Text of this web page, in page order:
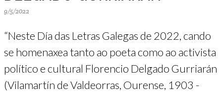
9/5/2022
“Neste Día das Letras Galegas de 2022, cando
se homenaxea tanto ao poeta como ao activista
político e cultural Florencio Delgado Gurriarán
(Vilamartín de Valdeorras, Ourense, 1903 -